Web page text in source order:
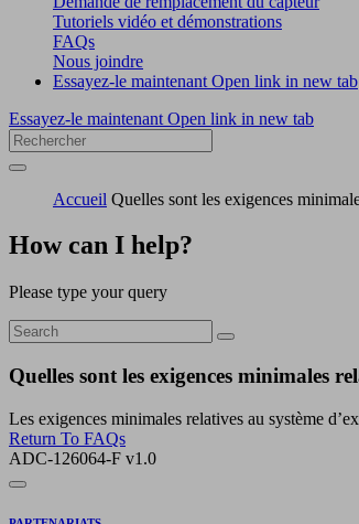
Tutoriels vidéo et démonstrations
FAQs
Nous joindre
Essayez-le maintenant Open link in new tab
Essayez-le maintenant Open link in new tab
Accueil Quelles sont les exigences
How can I help?
Please type your query
Quelles sont les exigences minimales
Les exigences minimales relatives au système
Return To FAQs
ADC-126064-F v1.0